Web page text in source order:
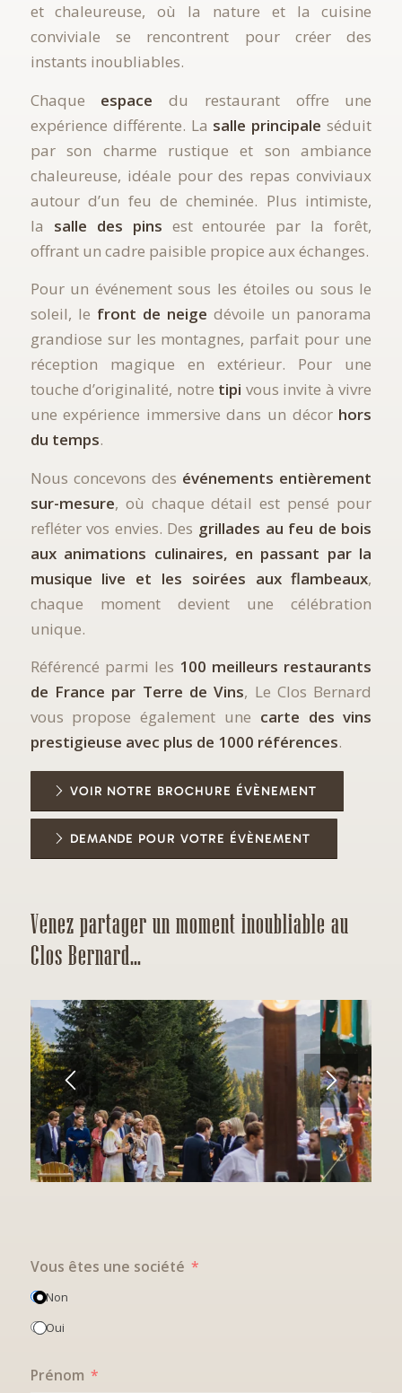
et chaleureuse, où la nature et la cuisine
conviviale se rencontrent pour créer des
instants inoubliables.
Chaque espace du restaurant offre une
expérience différente. La salle principale séduit
par son charme rustique et son ambiance
chaleureuse, idéale pour des repas conviviaux
autour d’un feu de cheminée. Plus intimiste,
la salle des pins est entourée par la forêt,
offrant un cadre paisible propice aux échanges.
Pour un événement sous les étoiles ou sous le
soleil, le front de neige dévoile un panorama
grandiose sur les montagnes, parfait pour une
réception magique en extérieur. Pour une
touche d’originalité, notre tipi vous invite à vivre
une expérience immersive dans un décor hors
du temps.
Nous concevons des événements entièrement
sur-mesure, où chaque détail est pensé pour
refléter vos envies. Des grillades au feu de bois
aux animations culinaires, en passant par la
musique live et les soirées aux flambeaux,
chaque moment devient une célébration
unique.
Référencé parmi les 100 meilleurs restaurants
de France par Terre de Vins, Le Clos Bernard
vous propose également une carte des vins
prestigieuse avec plus de 1000 références.
VOIR NOTRE BROCHURE ÉVÈNEMENT
DEMANDE POUR VOTRE ÉVÈNEMENT
Venez partager un moment inoubliable au
Clos Bernard…
Vous êtes une société
Non
Oui
Prénom